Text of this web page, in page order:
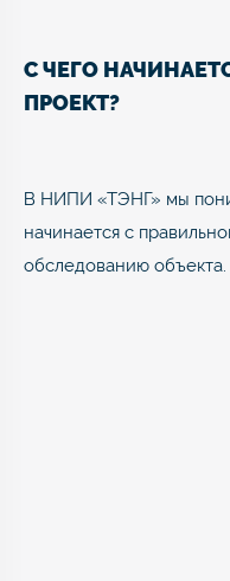
С ЧЕГО
ПРОЕКТ?
В НИПИ «ТЭНГ» мы
начинается с
обследованию